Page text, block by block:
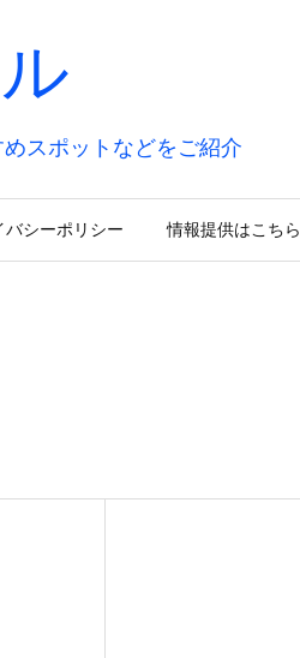
スポットなどをご紹介
バシーポリシー 情報提供はこちら